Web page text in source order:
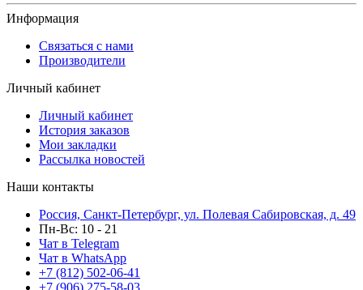
Информация
Связаться с нами
Производители
Личный кабинет
Личный кабинет
История заказов
Мои закладки
Рассылка новостей
Наши контакты
Россия, Санкт-Петербург, ул. Полевая Сабировская, д. 49
Пн-Вс: 10 - 21
Чат в Telegram
Чат в WhatsApp
+7 (812) 502-06-41
+7 (906) 275-58-03